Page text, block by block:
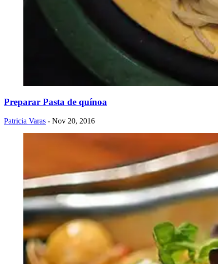
Preparar Pasta de quínoa
Patricia Varas - Nov 20, 2016